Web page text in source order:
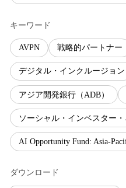
キーワード
AVPN 戦略的パートナー
デジタル・インクルージョン
アジア開発銀行（ADB）
ソーシャル・インベスター
AI Opportunity Fund: Asia-
ダウンロード